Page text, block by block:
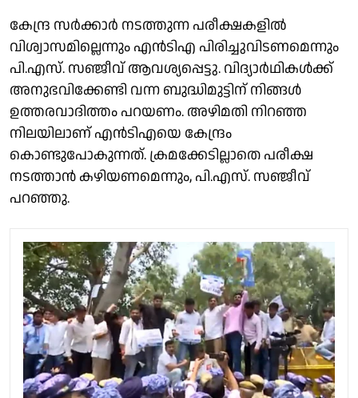
കേന്ദ്ര സര്‍ക്കാര്‍ നടത്തുന്ന പരീക്ഷകളില്‍
വിശ്വാസമില്ലെന്നും എന്‍ടിഎ പിരിച്ചുവിടണമെന്നും
പി.എസ്. സഞ്ജീവ് ആവശ്യപ്പെട്ടു. വിദ്യാര്‍ഥികള്‍ക്ക്
അനുഭവിക്കേണ്ടി വന്ന ബുദ്ധിമുട്ടിന് നിങ്ങള്‍
ഉത്തരവാദിത്തം പറയണം. അഴിമതി നിറഞ്ഞ
നിലയിലാണ് എന്‍ടിഎയെ കേന്ദ്രം
കൊണ്ടുപോകുന്നത്. ക്രമക്കേടില്ലാതെ പരീക്ഷ
നടത്താന്‍ കഴിയണമെന്നും, പി.എസ്. സഞ്ജീവ്
പറഞ്ഞു.